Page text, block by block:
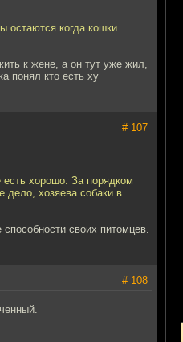
остаются когда кошки
к жене, а он тут уже жил,
понял кто есть ху
# 107
хорошо. За порядком
дело, хозяева собаки в
своих питомцев.
# 108